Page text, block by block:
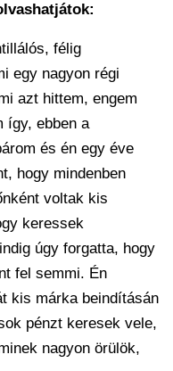
félig
egy nagyon régi
azt hittem, engem
így, ebben a
és én egy éve
hogy mindenben
voltak kis
keressek
úgy forgatta, hogy
fel semmi. Én
kis márka beindításán
pénzt keresek vele,
nagyon örülök,